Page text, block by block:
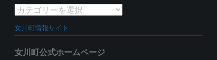
イ
ブ
カ
ゴ
リ
女川町情報サイト
女川町公式ホームページ